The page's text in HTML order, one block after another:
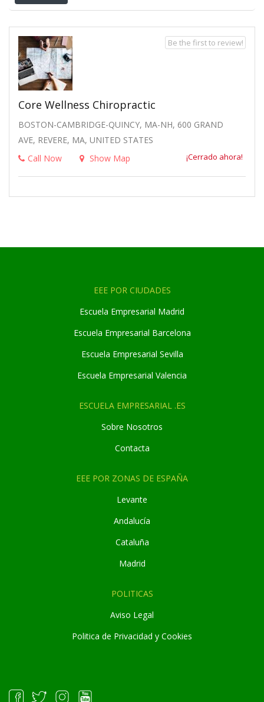
Core Wellness Chiropractic
BOSTON-CAMBRIDGE-QUINCY, MA-NH, 600 GRAND
AVE, REVERE, MA, UNITED STATES
Call Now
Show Map ¡Cerrado ahora!
Be the first to review!
EEE POR CIUDADES
Escuela Empresarial Madrid
Escuela Empresarial Barcelona
Escuela Empresarial Sevilla
Escuela Empresarial Valencia
ESCUELA EMPRESARIAL .ES
Sobre Nosotros
Contacta
EEE POR ZONAS DE ESPAÑA
Levante
Andalucía
Cataluña
Madrid
POLITICAS
Aviso Legal
Politica de Privacidad y Cookies